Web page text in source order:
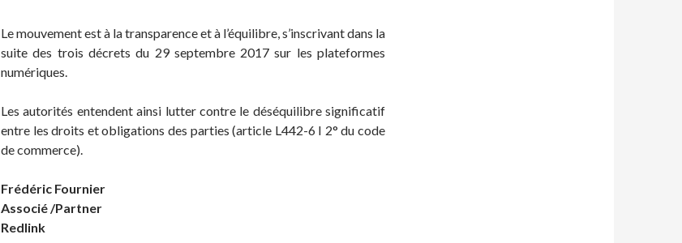
Le mouvement est à la transparence et à l’équilibre, s’inscrivant dans la
suite des trois décrets du 29 septembre 2017 sur les plateformes
numériques.
Les autorités entendent ainsi lutter contre le déséquilibre significatif
entre les droits et obligations des parties (article L442-6 I 2° du code
de commerce).
Frédéric Fournier
Associé /Partner
Redlink